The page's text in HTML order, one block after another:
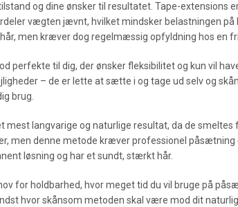
og dine ønsker til resultatet. Tape-extensions
vægten jævnt, hvilket mindsker belastningen
men kræver dog regelmæssig opfyldning hos en
perfekte til dig, der ønsker fleksibilitet og kun vil
– de er lette at sætte i og tage ud selv og
brug.
mest langvarige og naturlige resultat, da de smeltes
men denne metode kræver professionel påsætning
løsning og har et sundt, stærkt hår.
for holdbarhed, hvor meget tid du vil bruge på
hvor skånsom metoden skal være mod dit